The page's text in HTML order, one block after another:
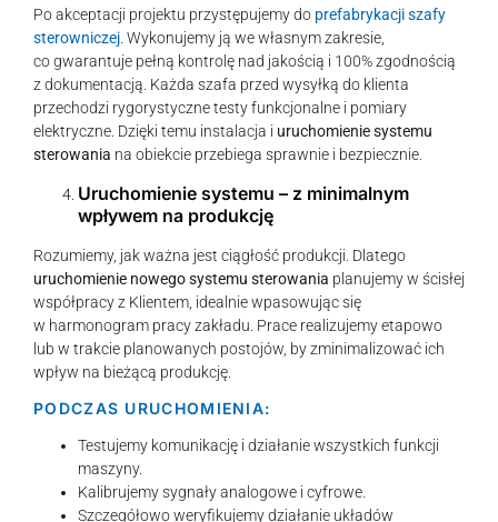
Po akceptacji projektu przystępujemy do prefabrykacji szafy
sterowniczej . Wykonujemy ją we własnym zakresie,
co gwarantuje pełną kontrolę nad jakością i 100% zgodnością
z dokumentacją. Każda szafa przed wysyłką do klienta
przechodzi rygorystyczne testy funkcjonalne i pomiary
elektryczne. Dzięki temu instalacja i uruchomienie systemu
sterowania na obiekcie przebiega sprawnie i bezpiecznie.
Uruchomienie systemu – z minimalnym
wpływem na produkcję
Rozumiemy, jak ważna jest ciągłość produkcji. Dlatego
uruchomienie nowego systemu sterowania planujemy w ścisłej
współpracy z Klientem, idealnie wpasowując się
w harmonogram pracy zakładu. Prace realizujemy etapowo
lub w trakcie planowanych postojów, by zminimalizować ich
wpływ na bieżącą produkcję.
PODCZAS URUCHOMIENIA:
Testujemy komunikację i działanie wszystkich funkcji
maszyny.
Kalibrujemy sygnały analogowe i cyfrowe.
Szczegółowo weryfikujemy działanie układów